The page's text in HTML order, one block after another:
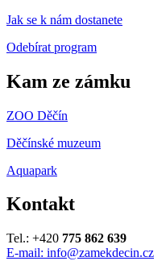
Jak se k nám dostanete
Odebírat program
Kam ze zámku
ZOO Děčín
Děčínské muzeum
Aquapark
Kontakt
Tel.: +420 775 862 639
E-mail: info@zamekdecin.cz